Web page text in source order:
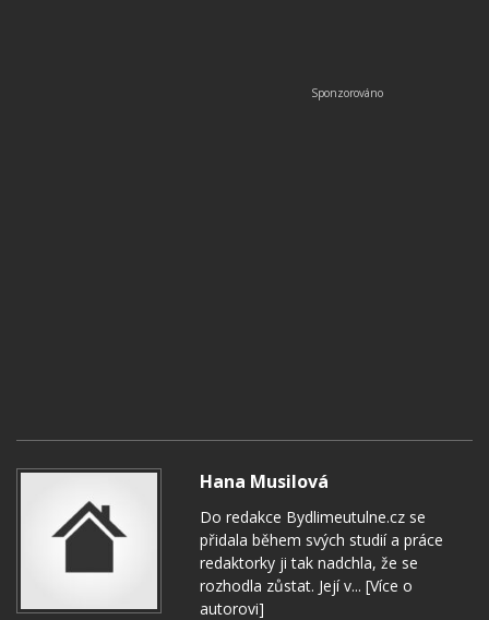
Hana Musilová
Do redakce Bydlimeutulne.cz se
přidala během svých studií a práce
redaktorky ji tak nadchla, že se
rozhodla zůstat. Její v... [Více o
autorovi]